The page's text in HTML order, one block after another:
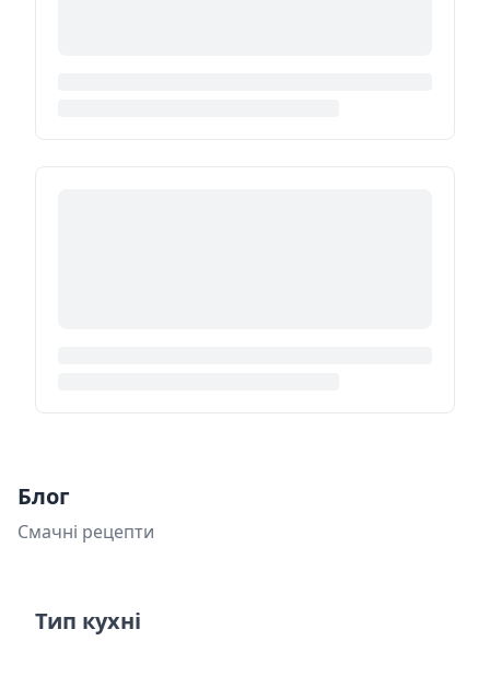
Блог
Смачні рецепти
Тип кухні